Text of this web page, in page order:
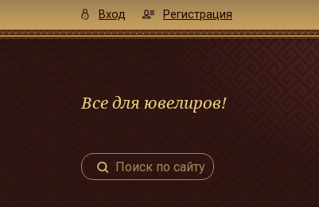
Вход Регистрация
Все для ювелиров!
Поиск по сайту